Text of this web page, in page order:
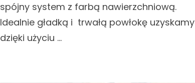
spójny system z farbą nawierzchniową.
Idealnie gładką i trwałą powłokę uzyskamy
dzięki użyciu …